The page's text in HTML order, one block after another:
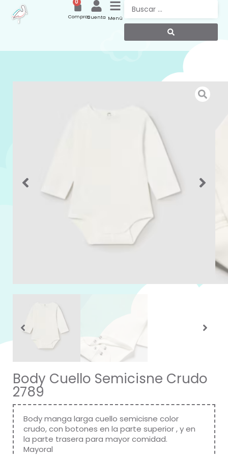
Menú
Cuenta
0
Compras
Body Cuello Semicisne Crudo
2789
Body manga larga cuello semicisne color
crudo, con botones en la parte superior , y en
la parte trasera para mayor comidad.
Mayoral